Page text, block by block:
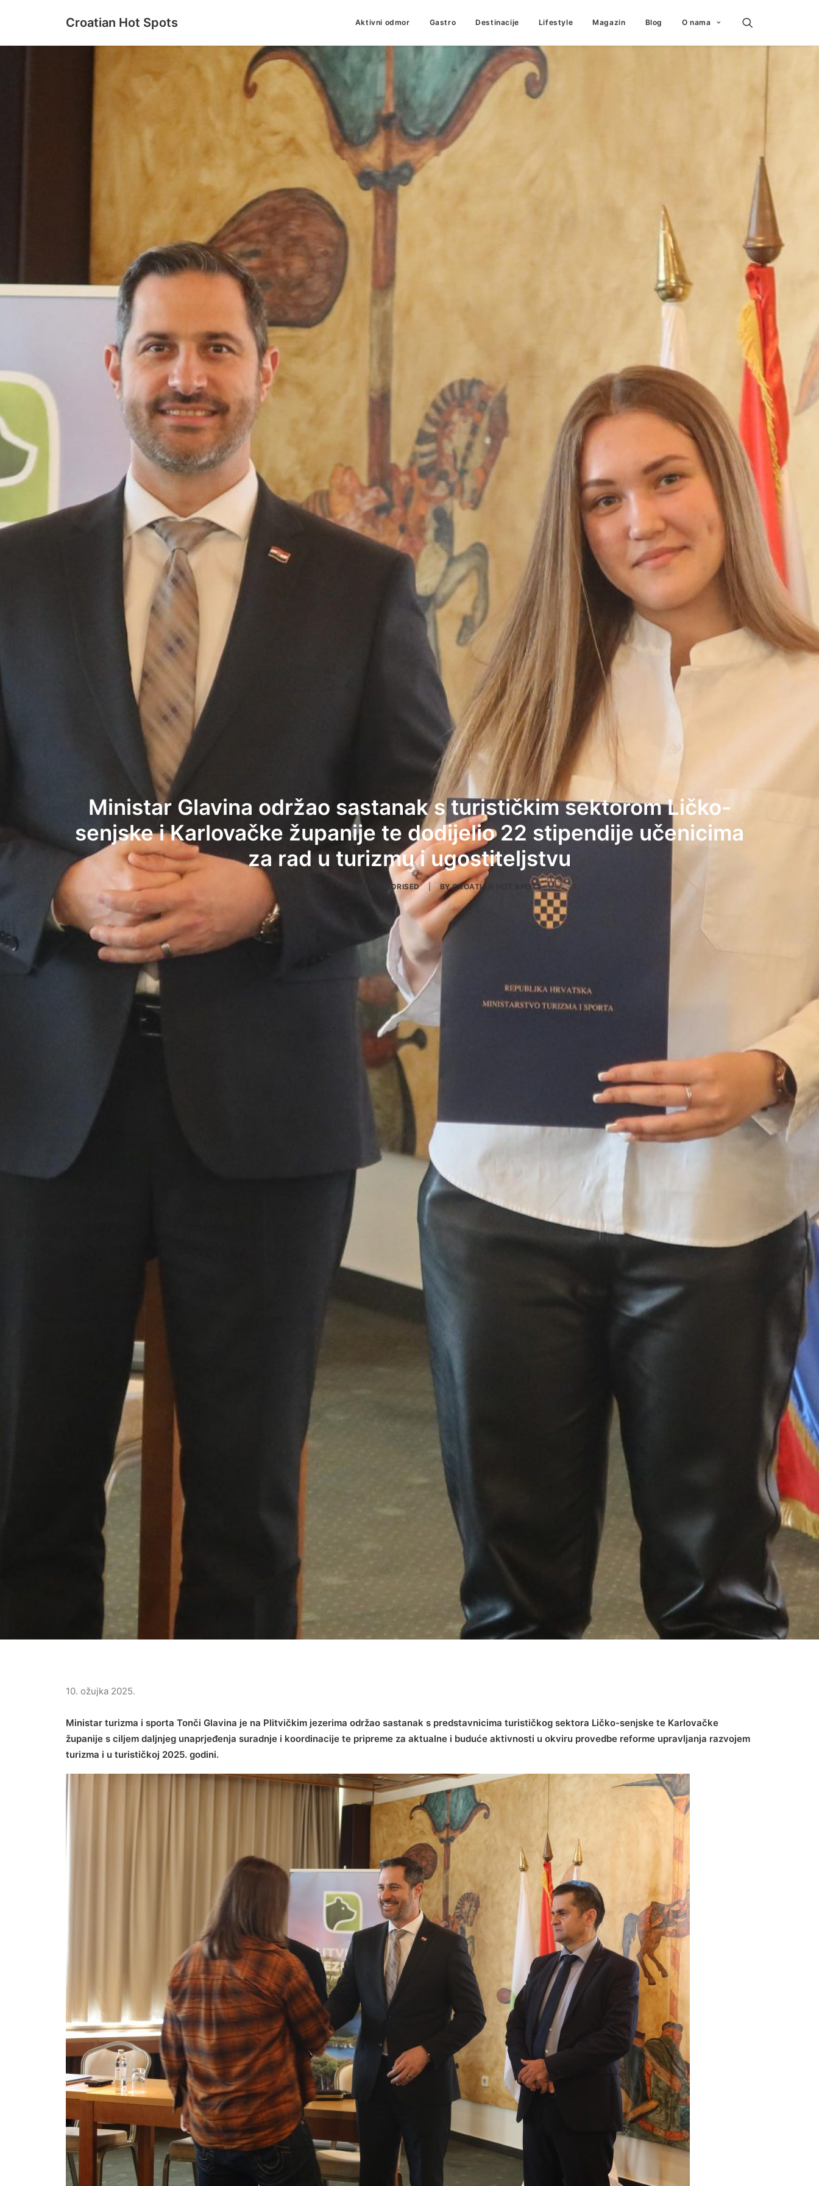
Croatian Hot Spots Aktivni odmor Gastro Destinacije Lifestyle Magazin Blog O nama
Ministar Glavina održao sastanak s turističkim sektorom Ličko-
senjske i Karlovačke županije te dodijelio 22 stipendije učenicima
za rad u turizmu i ugostiteljstvu
UNCATEGORISED | BYCROATIAN HOT SPOTS
10. ožujka 2025.
Ministar turizma i sporta Tonči Glavina je na Plitvičkim jezerima održao sastanak s predstavnicima turističkog sektora Ličko-senjske te Karlovačke
županije s ciljem daljnjeg unaprjeđenja suradnje i koordinacije te pripreme za aktualne i buduće aktivnosti u okviru provedbe reforme upravljanja razvojem
turizma i u turističkoj 2025. godini.